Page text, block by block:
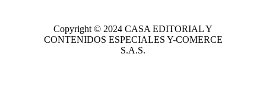
Copyright © 2024 CASA EDITORIALY
CONTENIDOS ESPECIALES Y-COMERCE
S.A.S.